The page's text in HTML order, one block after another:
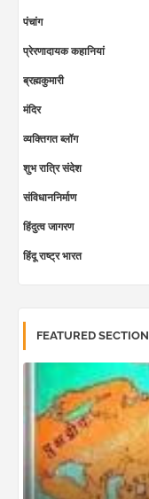
पंचांग
प्रेरणादायक कहानियां
ब्रह्मकुमारी
मंदिर
व्यक्तिगत ब्लॉग
शुभ रात्रि संदेश
संविधाननिर्माण
हिंदुत्व जागरण
हिंदू राष्ट्र भारत
FEATURED SECTION